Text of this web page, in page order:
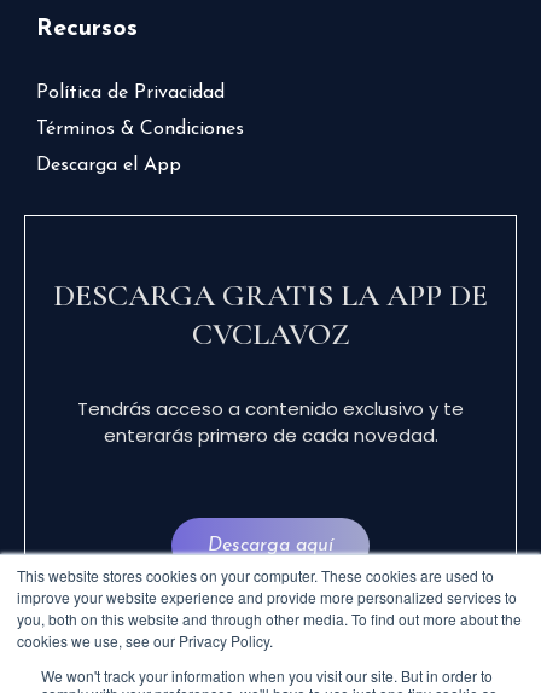
This website stores cookies on your computer. These cookies are used to
improve your website experience and provide more personalized services to
you, both on this website and through other media. To find out more about the
cookies we use, see our Privacy Policy.
We won't track your information when you visit our site. But in order to
Recursos
Política de Privacidad
Términos & Condiciones
Descarga el App
DESCARGA GRATIS LA APP DE
CVCLAVOZ
Tendrás acceso a contenido exclusivo y te
enterarás primero de cada novedad.
Descarga aquí